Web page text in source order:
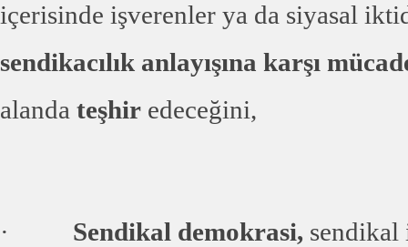
içerisinde işverenler ya da siyasal
sendikacılık anlayışına karşı
alanda teşhir edeceğini,
· Sendikal demokrasi,